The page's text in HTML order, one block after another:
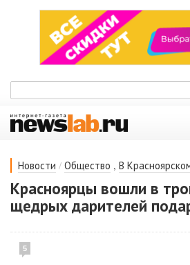
Новости / Общество , В
Красноярцы вошли в
щедрых дарителей
5